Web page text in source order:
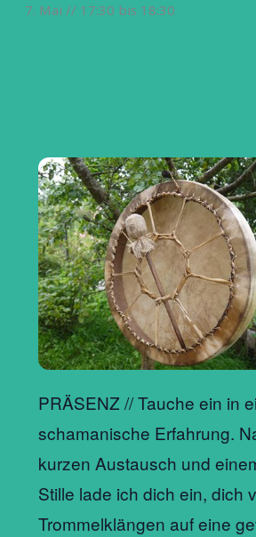
7. Mai // 17:30 bis 18:30
PRÄSENZ // Tauche ein in
schamanische Erfahrung.
kurzen Austausch und
Stille lade ich dich ein, dich
Trommelklängen auf eine